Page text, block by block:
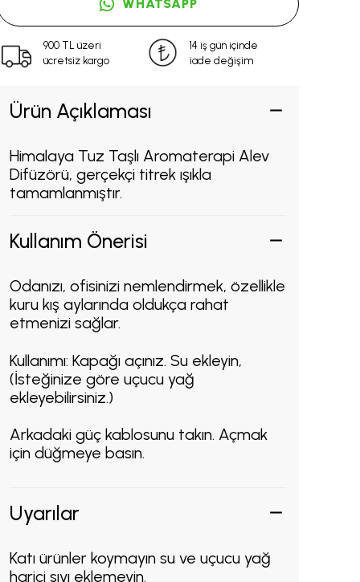
WHATSAPP
900 TL üzeri
ücretsiz kargo
14 iş gün içinde
iade değişim
Ürün Açıklaması
Himalaya Tuz Taşlı Aromaterapi Alev
Difüzörü, gerçekçi titrek ışıkla
tamamlanmıştır.
Kullanım Önerisi
Odanızı, ofisinizi nemlendirmek, özellikle
kuru kış aylarında oldukça rahat
etmenizi sağlar.
Kullanımı: Kapağı açınız. Su ekleyin,
(İsteğinize göre uçucu yağ
ekleyebilirsiniz.)
Arkadaki güç kablosunu takın. Açmak
için düğmeye basın.
Uyarılar
Katı ürünler koymayın su ve uçucu yağ
harici sıvı eklemeyin.